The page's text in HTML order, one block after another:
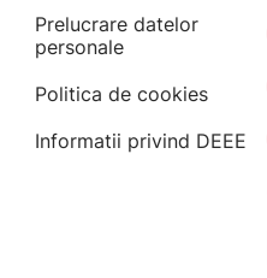
Prelucrare datelor
personale
Politica de cookies
Informatii privind DEEE